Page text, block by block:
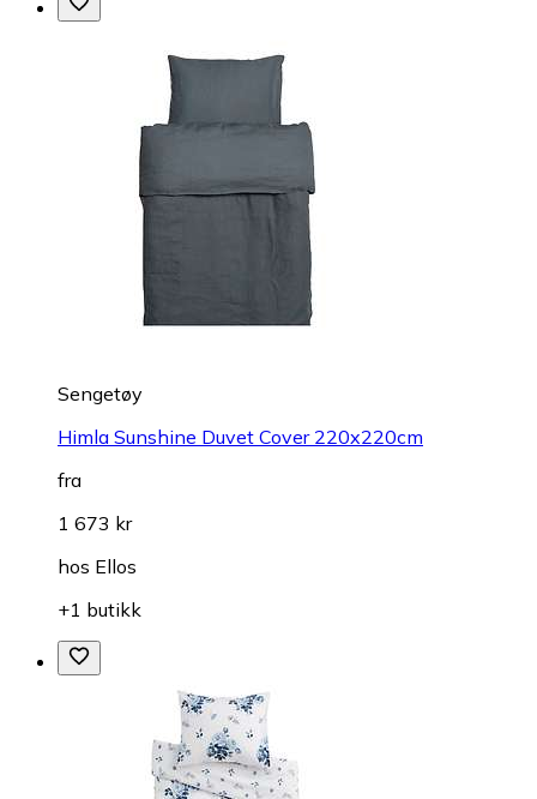
Sengetøy
Himla Sunshine Duvet Cover 220x220cm
fra
1 673 kr
hos Ellos
+1 butikk